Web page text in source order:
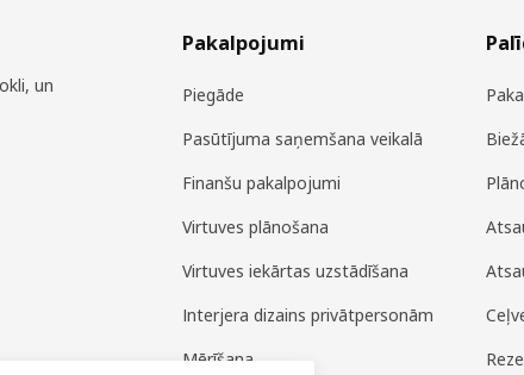
un
Pakalpojumi
Piegāde
Pasūtījuma saņemšana veikalā
Finanšu pakalpojumi
Virtuves plānošana
Virtuves iekārtas uzstādīšana
Interjera dizains privātpersonām
Mērīšana